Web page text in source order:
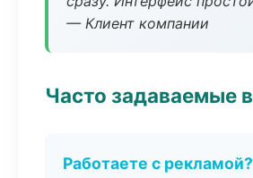
— Клиент компании
Часто задаваемые
Работаете с рекламой?